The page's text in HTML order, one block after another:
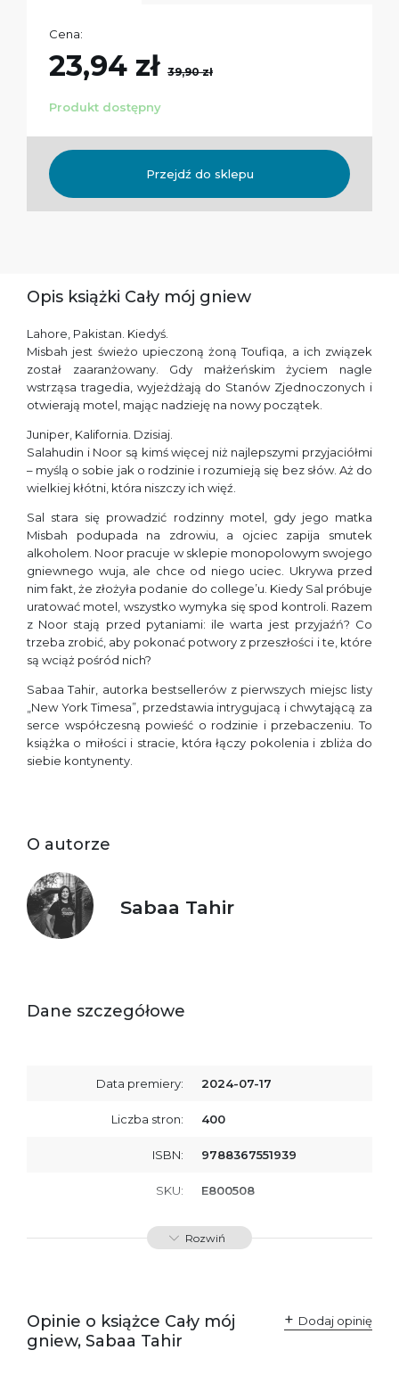
Cena:
23,94 zł 39,90 zł
Produkt dostępny
Przejdź do sklepu
Opis książki Cały mój gniew
Lahore, Pakistan. Kiedyś.
Misbah jest świeżo upieczoną żoną Toufiqa, a ich związek
został zaaranżowany. Gdy małżeńskim życiem nagle
wstrząsa tragedia, wyjeżdżają do Stanów Zjednoczonych i
otwierają motel, mając nadzieję na nowy początek.
Juniper, Kalifornia. Dzisiaj.
Salahudin i Noor są kimś więcej niż najlepszymi przyjaciółmi
– myślą o sobie jak o rodzinie i rozumieją się bez słów. Aż do
wielkiej kłótni, która niszczy ich więź.
Sal stara się prowadzić rodzinny motel, gdy jego matka
Misbah podupada na zdrowiu, a ojciec zapija smutek
alkoholem. Noor pracuje w sklepie monopolowym swojego
gniewnego wuja, ale chce od niego uciec. Ukrywa przed
nim fakt, że złożyła podanie do college’u. Kiedy Sal próbuje
uratować motel, wszystko wymyka się spod kontroli. Razem
z Noor stają przed pytaniami: ile warta jest przyjaźń? Co
trzeba zrobić, aby pokonać potwory z przeszłości i te, które
są wciąż pośród nich?
Sabaa Tahir, autorka bestsellerów z pierwszych miejsc listy
„New York Timesa”, przedstawia intrygujacą i chwytającą za
serce współczesną powieść o rodzinie i przebaczeniu. To
książka o miłości i stracie, która łączy pokolenia i zbliża do
siebie kontynenty.
O autorze
Sabaa Tahir
Dane szczegółowe
Data premiery: 2024-07-17
Liczba stron: 400
ISBN: 9788367551939
SKU: E800508
Rozwiń
Opinie o książce Cały mój
gniew, Sabaa Tahir
Dodaj opinię